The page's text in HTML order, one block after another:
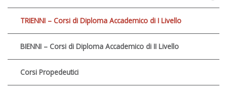
TRIENNI – Corsi di Diploma Accademico di I Livello
BIENNI – Corsi di Diploma Accademico di II Livello
Corsi Propedeutici